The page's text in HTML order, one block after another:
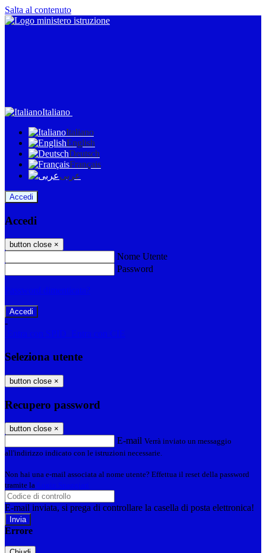
Salta al contenuto
Italiano
Italiano
English
Deutsch
Français
عربى
Accedi
Accedi
button close ×
Nome Utente
Password
Password dimenticata?
-
Entra con SPID
Entra con CIE
Seleziona utente
button close ×
Recupero password
button close ×
E-mail Verrà inviato un messaggio
all'indirizzo indicato con le istruzioni necessarie.
Non hai una e-mail associata al nome utente? Effettua il reset della password
tramite la Login Spaggiari
E-mail inviata, si prega di controllare la casella di posta elettronica!
Errore